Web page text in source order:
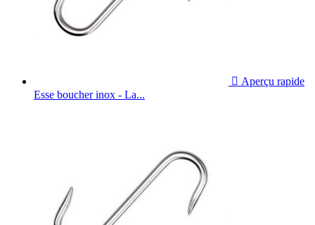
 Aperçu rapide
Esse boucher inox - La...